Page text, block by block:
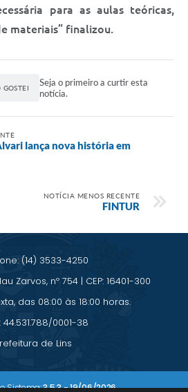
para as aulas teóricas,
materiais” finalizou.
GOSTEI
Seja o primeiro a curtir esta
notícia.
lança nova história em
NOTÍCIA MENOS RECENTE
FINTUR
(14) 3533-4250
Zarvos, nº 754 | CEP: 16401-300
das 08:00 às 18:00 horas.
44.531.788/0001-38
de Lins
Sistema:3.5.3 - 19/06/2026